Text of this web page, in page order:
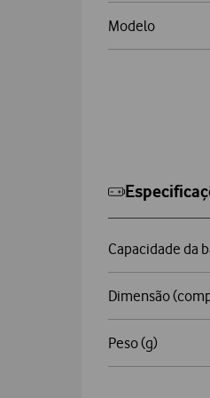
Modelo
Capacidade da
Dimensão
Peso (g)